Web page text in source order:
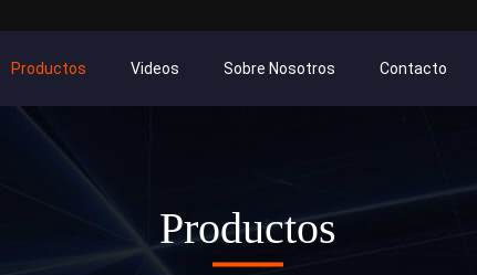
Productos Videos Sobre Nosotros Contacto
Productos